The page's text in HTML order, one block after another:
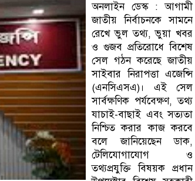
অনলাইন ডেস্ক : আগামী
জাতীয় নির্বাচনকে সামনে
রেখে ভুল তথ্য, ভুয়া খবর
ও গুজব প্রতিরোধে বিশেষ
সেল গঠন করেছে জাতীয়
সাইবার নিরাপত্তা এজেন্সি
(এনসিএসএ)। এই সেল
সার্বক্ষণিক পর্যবেক্ষণ, তথ্য
যাচাই-বাছাই এবং সত্যতা
নিশ্চিত করার কাজ করবে
বলে জানিয়েছেন ডাক,
টেলিযোগাযোগ ও
তথ্যপ্রযুক্তি বিষয়ক প্রধান